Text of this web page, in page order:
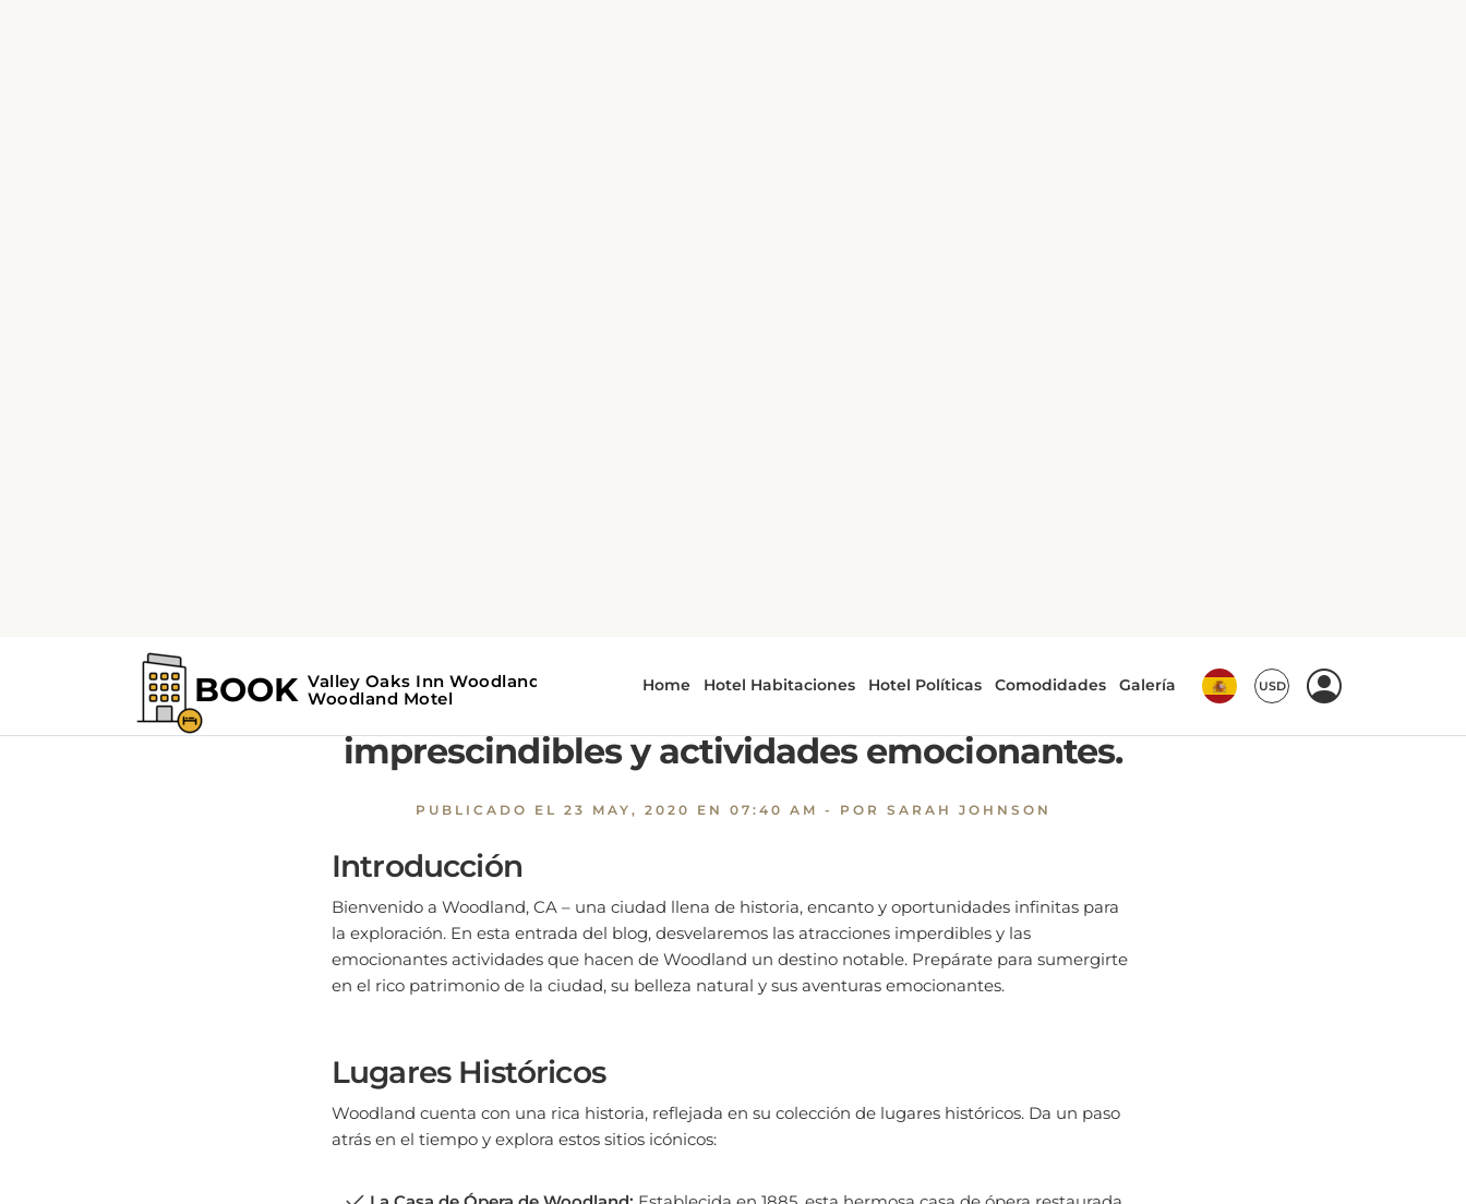
Descubriendo Woodland, CA. Atracciones
imprescindibles y actividades emocionantes.
Introducción
Bienvenido a Woodland, CA – una ciudad llena de historia, encanto y oportunidades infinitas para
la exploración. En esta entrada del blog, desvelaremos las atracciones imperdibles y las
emocionantes actividades que hacen de Woodland un destino notable. Prepárate para sumergirte
en el rico patrimonio de la ciudad, su belleza natural y sus aventuras emocionantes.
Lugares Históricos
Woodland cuenta con una rica historia, reflejada en su colección de lugares históricos. Da un paso
atrás en el tiempo y explora estos sitios icónicos:
La Casa de Ópera de Woodland: Establecida en 1885, esta hermosa casa de ópera restaurada